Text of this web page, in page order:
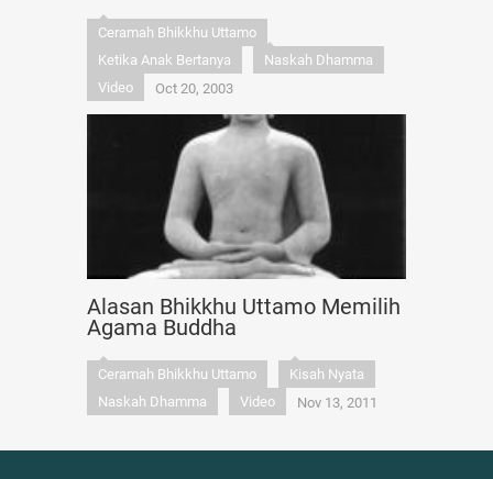
Ceramah Bhikkhu Uttamo
Ketika Anak Bertanya
Naskah Dhamma
Video
Oct 20, 2003
Alasan Bhikkhu Uttamo Memilih
Agama Buddha
Ceramah Bhikkhu Uttamo
Kisah Nyata
Naskah Dhamma
Video Nov 13, 2011